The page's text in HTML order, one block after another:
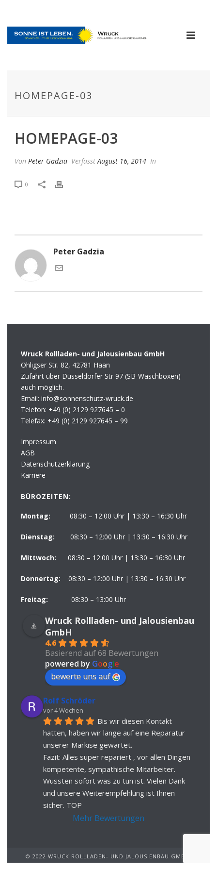
HOMEPAGE-03
HOMEPAGE-03
Von Peter Gadzia VerfasstAugust 16, 2014 In
0
Peter Gadzia
Wruck Rollladen- und Jalousienbau GmbH
Ohligser Str. 82, 42781 Haan
Zufahrt über Düsseldorfer Str 97 (SB-Waschboxen)
auch möglich.
Email: info@sonnenschutz-wruck.de
Telefon: +49 (0) 2129 927645 – 0
Telefax: +49 (0) 2129 927645 – 99
Impressum
AGB
Datenschutzerklärung
Karriere
BÜROZEITEN:
Montag: 08:30 – 12:00 Uhr | 13:30 – 16:30 Uhr
Dienstag: 08:30 – 12:00 Uhr | 13:30 – 16:30 Uhr
Mittwoch: 08:30 – 12:00 Uhr | 13:30 – 16:30 Uhr
Donnertag: 08:30 – 12:00 Uhr | 13:30 – 16:30 Uhr
Freitag: 08:30 – 13:00 Uhr
Wruck Rollladen- und Jalousienbau
GmbH
4.6
Basierend auf 68 Bewertungen
powered by Google
bewerte uns auf
Rolf Schröder
vor 4 Wochen
Bis wir diesen Kontakt
hatten, haben wir lange auf eine Reparatur
unserer Markise gewartet.
Fazit: Alles super repariert , vor allen Dingen
kompetente, sympathische Mitarbeiter.
Wussten sofort was zu tun ist. Vielen Dank
und unsere Weiterempfehlung ist Ihnen
sicher. TOP
Mehr Bewertungen
© 2022 WRUCK ROLLLADEN- UND JALOUSIENBAU GMBH.